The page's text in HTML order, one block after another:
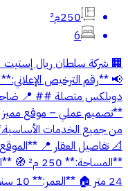
250م²
6
دوبلكس متصلة ## 📍
**تصميم عملي – موقع
من جميع الخدمات
📐 تفاصيل العقار 📍
24